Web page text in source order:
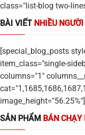
class="list-blog two-
BÀI VIẾT NHIỀU
[special_blog_posts
item_class="single-
columns="1"
image_height="56.25%"]
SẢN PHẨM BÁN CHẠY